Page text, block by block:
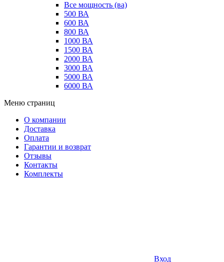
Все мощность (ва)
500 ВА
600 ВА
800 ВА
1000 ВА
1500 ВА
2000 ВА
3000 ВА
5000 ВА
6000 ВА
Меню страниц
О компании
Доставка
Оплата
Гарантии и возврат
Отзывы
Контакты
Комплекты
Вход